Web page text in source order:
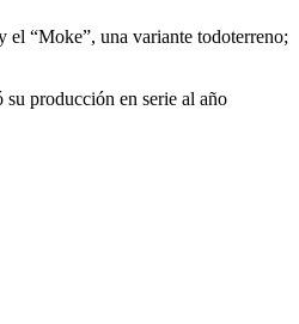
el “Moke”, una variante todoterreno;
producción en serie al año